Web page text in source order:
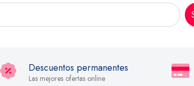
Descuentos permanentes
Las mejores ofertas online